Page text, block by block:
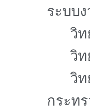
ระบบ
วิท
วิท
วิ
กระท